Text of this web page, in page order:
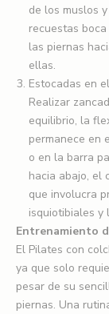
de los muslos
recuestas
las piernas
ellas.
Estocadas en
Realizar
equilibrio, la
permanece en
o en la barra
hacia abajo, el
que involucra
isquiotibiales y
Entrenamiento
El Pilates con
ya que solo
pesar de su
piernas. Una